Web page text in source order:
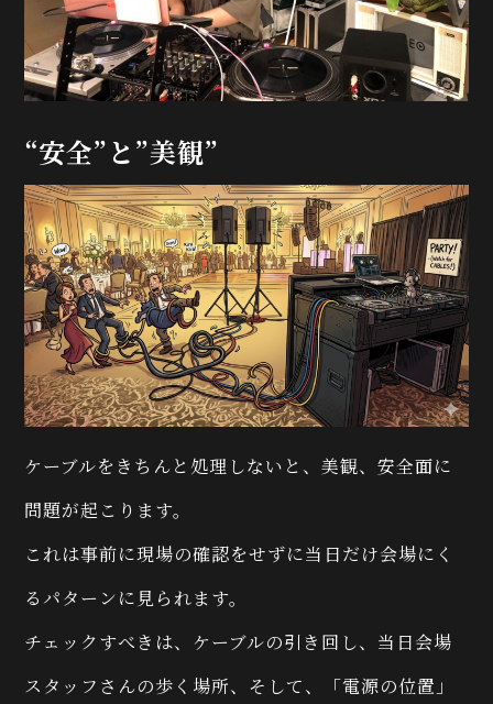
“安全”と”美観”
ケーブルをきちんと処理しないと、美観、安全面に
問題が起こります。
これは事前に現場の確認をせずに当日だけ会場にく
るパターンに見られます。
チェックすべきは、ケーブルの引き回し、当日会場
スタッフさんの歩く場所、そして、「電源の位置」